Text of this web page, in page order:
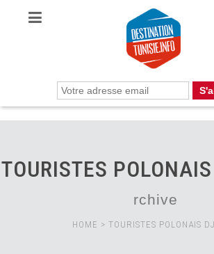
TOURISTES
rchive
HOME > TOURISTES POLONAIS